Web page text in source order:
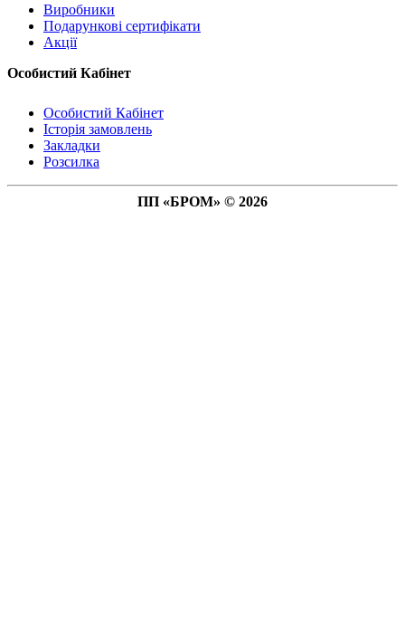
Виробники
Подарункові сертифікати
Акції
Особистий Кабінет
Особистий Кабінет
Історія замовлень
Закладки
Розсилка
ПП «БРОМ» © 2026